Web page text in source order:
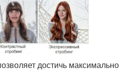
достичь максимально